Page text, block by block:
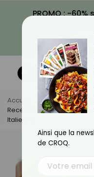
PROMO : -
Accueil Actus
Recette De Scarpaccia : Le
Italienne
Ainsi que la
de CROQ.